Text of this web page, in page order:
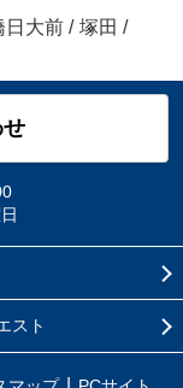
日大前 / 塚田 /
スト